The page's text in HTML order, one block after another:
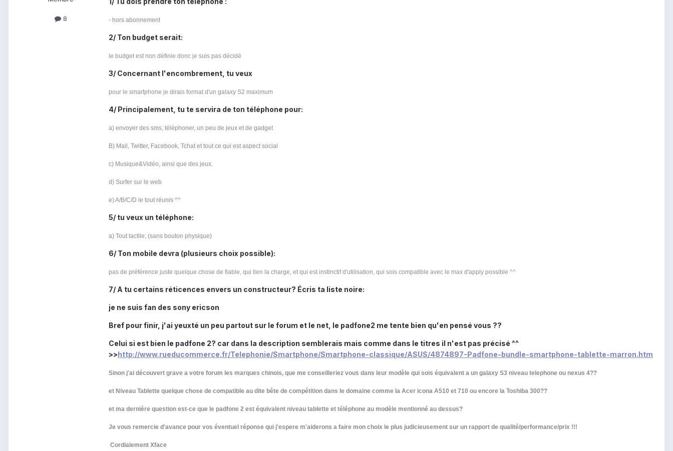
8 - hors abonnement
2/ Ton budget serait:
le budget est non définie donc je suis pas décidé
3/ Concernant l'encombrement, tu veux
pour le smartphone je dirais format d'un galaxy S2 maximum
4/ Principalement, tu te servira de ton téléphone pour:
a) envoyer des sms, téléphoner, un peu de jeux et de gadget
B) Mail, Twitter, Facebook, Tchat et tout ce qui est aspect social
c) Musique&Vidéo, ainsi que des jeux.
d) Surfer sur le web
e) A/B/C/D le tout réunis ^^
5/ tu veux un téléphone:
a) Tout tactile; (sans bouton physique)
6/ Ton mobile devra (plusieurs choix possible):
pas de préférence juste quelque chose de fiable, qui tien la charge, et qui est instinctif d'utilisation, qui sois compatible avec le max d'apply possible ^^
7/ A tu certains réticences envers un constructeur? Écris ta liste noire:
je ne suis fan des sony ericson
Bref pour finir, j'ai yeuxté un peu partout sur le forum et le net, le padfone2 me tente bien qu'en pensé vous ??
Celui si est bien le padfone 2? car dans la description semblerais mais comme dans le titres il n'est pas précisé ^^
>>http://www.rueducommerce.fr/Telephonie/Smartphone/Smartphone-classique/ASUS/4874897-Padfone-bundle-smartphone-tablette-marron.htm
Sinon j'ai découvert grave a votre forum les marques chinois, que me conseilleriez vous dans leur modèle qui sois équivalent a un galaxy S3 niveau telephone ou nexus 4??
et Niveau Tablette quelque chose de compatible au dite bête de compétition dans le domaine comme la Acer icona A510 et 710 ou encore la Toshiba 300??
et ma dernière question est-ce que le padfone 2 est équivalent niveau tablette et téléphone au modèle mentionné au dessus?
Je vous remercie d'avance pour vos éventuel réponse qui j'espere m'aiderons a faire mon choix le plus judicieusement sur un rapport de qualité/performance/prix !!!
​ Cordialement Xface